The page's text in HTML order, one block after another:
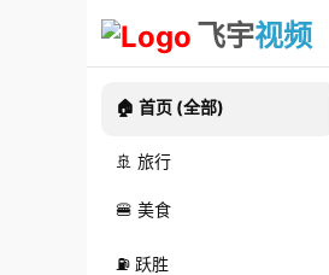
飞宇视频
🏠 首页 (全部)
🚢 旅行
🍔 美食
⛽ 跃胜